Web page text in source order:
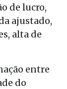
de lucro,
ajustado,
alta de
entre
do